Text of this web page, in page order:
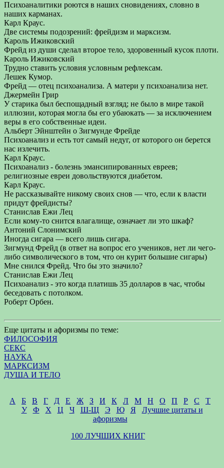
Психоаналитики роются в наших сновидениях, словно в
наших карманах.
Карл Краус.
Две системы подозрений: фрейдизм и марксизм.
Кароль Ижиковский
Фрейд из души сделал второе тело, здоровенный кусок плоти.
Кароль Ижиковский
Трудно ставить условия условным рефлексам.
Лешек Кумор.
Фрейд — отец психоанализа. А матери у психоанализа нет.
Джермейн Грир
У старика был беспощадный взгляд; не было в мире такой
иллюзии, которая могла бы его убаюкать — за исключением
веры в его собственные идеи.
Альберт Эйнштейн о Зигмунде Фрейде
Психоанализ и есть тот самый недуг, от которого он берется
нас излечить.
Карл Краус.
Психоанализ - болезнь эмансипированных евреев;
религиозные евреи довольствуются диабетом.
Карл Краус.
Не рассказывайте никому своих снов — что, если к власти
придут фрейдисты?
Станислав Ежи Лец
Если кому-то снится влагалище, означает ли это шкаф?
Антоний Слонимский
Иногда сигара — всего лишь сигара.
Зигмунд Фрейд (в ответ на вопрос его учеников, нет ли чего-
либо символического в том, что он курит большие сигары)
Мне снился Фрейд. Что бы это значило?
Станислав Ежи Лец
Психоанализ - это когда платишь 35 долларов в час, чтобы
беседовать с потолком.
Роберт Орбен.
Еще цитаты и афоризмы по теме:
ФИЛОСОФИЯ
СЕКС
НАУКА
МАРКСИЗМ
ДУША И ТЕЛО
А Б В Г Д Е Ж З И К Л М Н О П Р С
Т
У
Ф Х Ц Ч Ш-Щ Э Ю Я
Лучшие цитаты и
афоризмы
100 ЛУЧШИХ КНИГ